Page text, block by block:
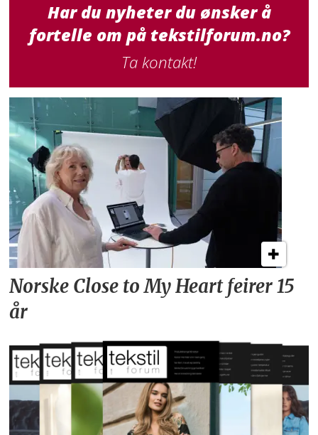
Har du nyheter du ønsker å
fortelle om på tekstilforum.no?
Ta kontakt!
Norske Close to My Heart feirer 15
år